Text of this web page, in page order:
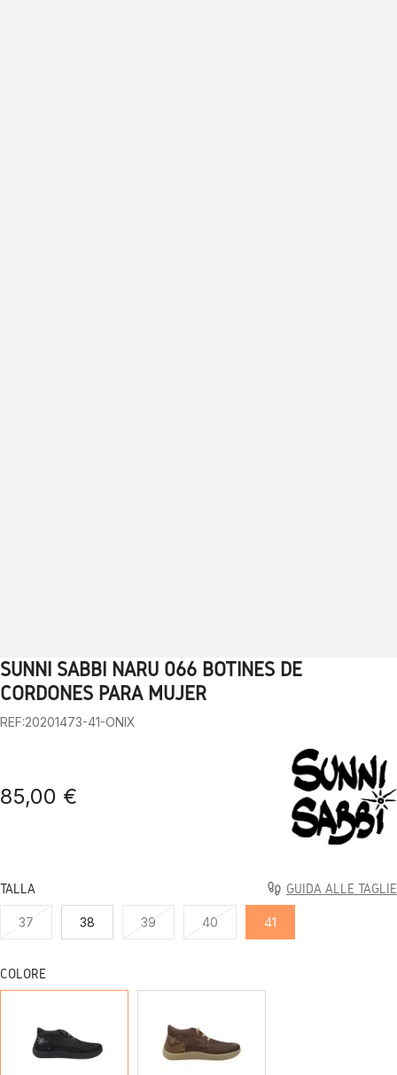
1 2 3 4 5 6 7 8
SUNNI SABBI NARU 066 BOTINES DE
CORDONES PARA MUJER
REF:20201473-41-ONIX
85,00 €
TALLA GUIDA ALLE TAGLIE
37 38 39 40 41
COLORE